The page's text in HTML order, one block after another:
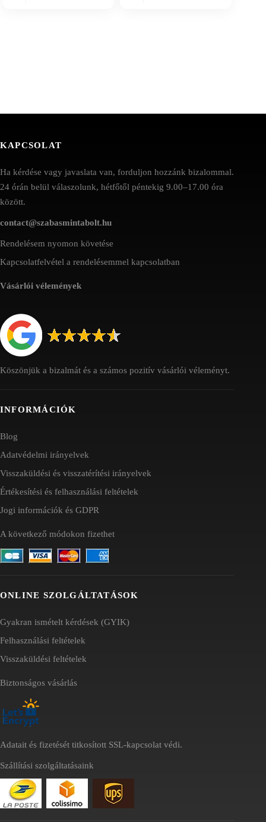
KAPCSOLAT
Ha kérdése vagy javaslata van, forduljon hozzánk bizalommal.
24 órán belül válaszolunk, hétfőtől péntekig 9.00–17.00 óra
között.
contact@szabasmintabolt.hu
Rendelésem nyomon követése
Kapcsolatfelvétel a rendelésemmel kapcsolatban
Vásárlói vélemények
Köszönjük a bizalmát és a számos pozitív vásárlói véleményt.
INFORMÁCIÓK
Blog
Adatvédelmi irányelvek
Visszaküldési és visszatérítési irányelvek
Értékesítési és felhasználási feltételek
Jogi információk és GDPR
A következő módokon fizethet
ONLINE SZOLGÁLTATÁSOK
Gyakran ismételt kérdések (GYIK)
Felhasználási feltételek
Visszaküldési feltételek
Biztonságos vásárlás
Adatait és fizetését titkosított SSL-kapcsolat védi.
Szállítási szolgáltatásaink